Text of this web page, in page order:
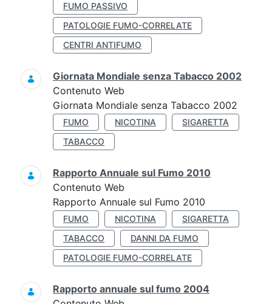
FUMO PASSIVO
PATOLOGIE FUMO-CORRELATE
CENTRI ANTIFUMO
Giornata Mondiale senza Tabacco 2002
Contenuto Web
Giornata Mondiale senza Tabacco 2002
FUMO NICOTINA
SIGARETTA
TABACCO
Rapporto Annuale sul Fumo 2010
Contenuto Web
Rapporto Annuale sul Fumo 2010
FUMO NICOTINA
SIGARETTA
TABACCO
DANNI DA FUMO
PATOLOGIE FUMO-CORRELATE
Rapporto annuale sul fumo 2004